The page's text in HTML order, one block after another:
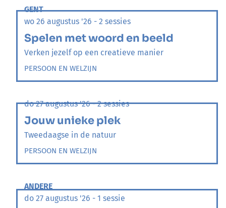
GENT
wo 26 augustus '26 - 2 sessies
Spelen met woord en beeld
Verken jezelf op een creatieve manier
PERSOON EN WELZIJN
do 27 augustus '26 - 2 sessies
Jouw unieke plek
Tweedaagse in de natuur
PERSOON EN WELZIJN
ANDERE
do 27 augustus '26 - 1 sessie